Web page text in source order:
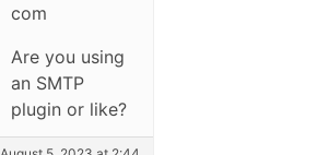
com
Are you using
an SMTP
plugin or like?